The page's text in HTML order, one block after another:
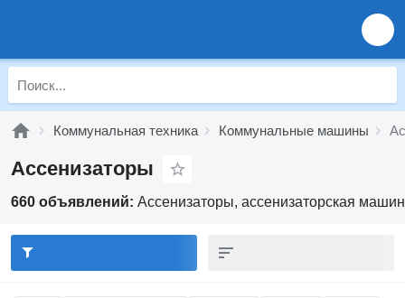
Коммунальная техника Коммунальные машины
Ассенизаторы
660 объявлений: Ассенизаторы, ассенизаторская